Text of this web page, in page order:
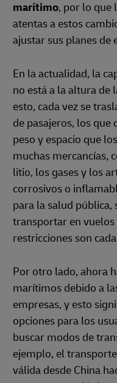
marítimo, por lo que
atentas a estos
ajustar sus planes de
En la actualidad, la
no está a la altura de
esto, cada vez se
de pasajeros, los que
peso y espacio que
muchas mercancías,
litio, los gases y los
corrosivos o
para la salud
transportar en vuelos
restricciones son
Por otro lado, ahora
marítimos debido a
empresas, y esto
opciones para los
buscar modos de
ejemplo, el
válida desde China